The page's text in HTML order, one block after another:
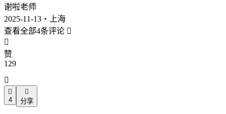
谢啦老师
2025-11-13・上海
查看全部4条评论 

赞
129


4

分享